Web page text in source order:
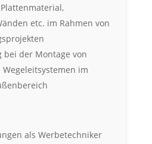
etc. im Rahmen von
bei der Montage von
im
als Werbetechniker